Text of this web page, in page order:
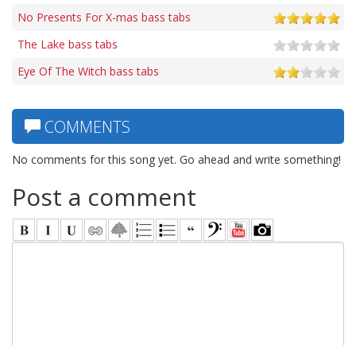
No Presents For X-mas bass tabs
The Lake bass tabs
Eye Of The Witch bass tabs
COMMENTS
No comments for this song yet. Go ahead and write something!
Post a comment